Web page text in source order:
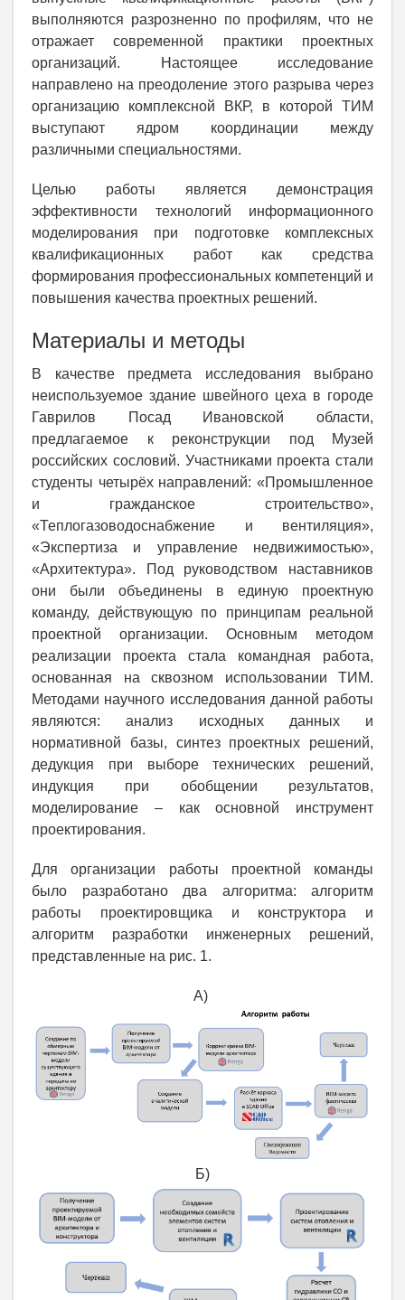
выполняются разрозненно по профилям, что не
отражает современной практики проектных
организаций. Настоящее исследование
направлено на преодоление этого разрыва через
организацию комплексной ВКР, в которой ТИМ
выступают ядром координации между
различными специальностями.
Целью работы является демонстрация
эффективности технологий информационного
моделирования при подготовке комплексных
квалификационных работ как средства
формирования профессиональных компетенций и
повышения качества проектных решений.
Материалы и методы
В качестве предмета исследования выбрано
неиспользуемое здание швейного цеха в городе
Гаврилов Посад Ивановской области,
предлагаемое к реконструкции под Музей
российских сословий. Участниками проекта стали
студенты четырёх направлений: «Промышленное
и гражданское строительство»,
«Теплогазоводоснабжение и вентиляция»,
«Экспертиза и управление недвижимостью»,
«Архитектура». Под руководством наставников
они были объединены в единую проектную
команду, действующую по принципам реальной
проектной организации. Основным методом
реализации проекта стала командная работа,
основанная на сквозном использовании ТИМ.
Методами научного исследования данной работы
являются: анализ исходных данных и
нормативной базы, синтез проектных решений,
дедукция при выборе технических решений,
индукция при обобщении результатов,
моделирование – как основной инструмент
проектирования.
Для организации работы проектной команды
было разработано два алгоритма: алгоритм
работы проектировщика и конструктора и
алгоритм разработки инженерных решений,
представленные на рис. 1.
А)
Б)